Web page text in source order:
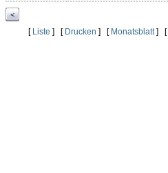
<
[ Liste ] [ Drucken ] [ Monatsblatt] [